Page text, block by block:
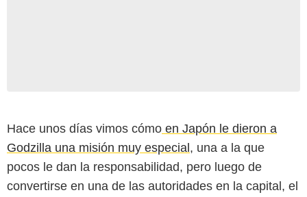
Hace unos días vimos cómo en Japón le dieron a
Godzilla una misión muy especial, una a la que
pocos le dan la responsabilidad, pero luego de
convertirse en una de las autoridades en la capital, el